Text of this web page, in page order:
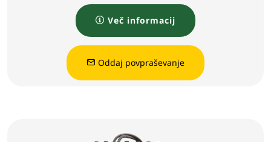
Več informacij
Oddaj povpraševanje